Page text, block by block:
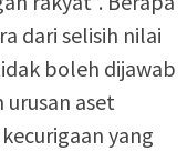
dari selisih nilai
boleh dijawab
aset
yang